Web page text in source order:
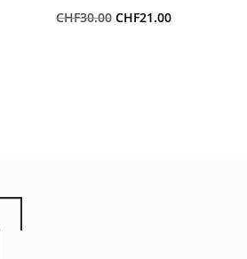
CHF30.00 IL
CHF21.00IL